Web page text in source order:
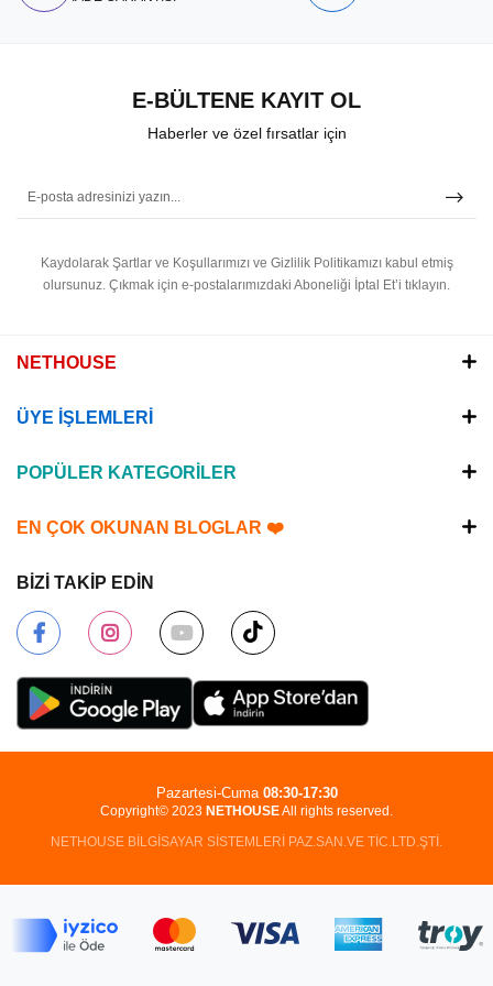
E-BÜLTENE KAYIT OL
Haberler ve özel fırsatlar için
Kaydolarak Şartlar ve Koşullarımızı ve Gizlilik Politikamızı kabul etmiş
olursunuz. Çıkmak için e-postalarımızdaki Aboneliği İptal Et’i tıklayın.
NETHOUSE
ÜYE İŞLEMLERİ
POPÜLER KATEGORİLER
EN ÇOK OKUNAN BLOGLAR ❤️
BİZİ TAKİP EDİN
Copyright© 2023 NETHOUSEAll rights reserved.
NETHOUSE BİLGİSAYAR SİSTEMLERİ PAZ.SAN.VE TİC.LTD.ŞTİ.
Pazartesi-Cuma 08:30-17:30